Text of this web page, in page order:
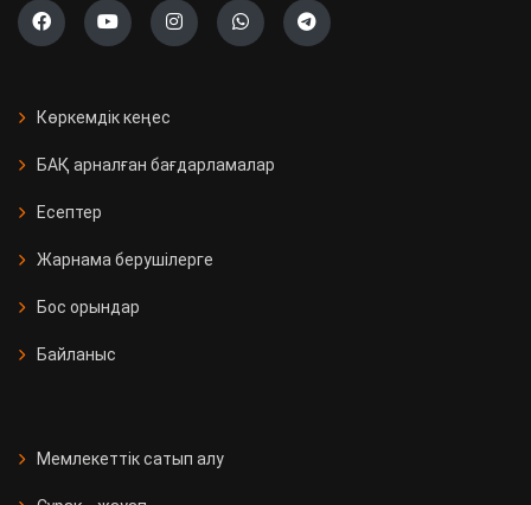
Көркемдік кеңес
БАҚ арналған бағдарламалар
Есептер
Жарнама берушілерге
Бос орындар
Байланыс
Мемлекеттік сатып алу